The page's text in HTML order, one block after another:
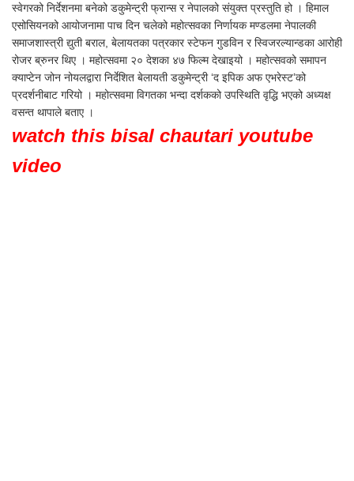
स्वेगरको निर्देशनमा बनेको डकुमेन्ट्री फ्रान्स र नेपालको संयुक्त प्रस्तुति हो । हिमाल
एसोसियनको आयोजनामा पाच दिन चलेको महोत्सवका निर्णायक मण्डलमा नेपालकी
समाजशास्त्री द्युती बराल, बेलायतका पत्रकार स्टेफन गुडविन र स्विजरल्यान्डका आरोही
रोजर ब्रुनर थिए । महोत्सवमा २० देशका ४७ फिल्म देखाइयो । महोत्सवको समापन
क्याप्टेन जोन नोयलद्वारा निर्देशित बेलायती डकुमेन्ट्री ‘द इपिक अफ एभरेस्ट’को
प्रदर्शनीबाट गरियो । महोत्सवमा विगतका भन्दा दर्शकको उपस्थिति वृद्धि भएको अध्यक्ष
वसन्त थापाले बताए ।
watch this bisal chautari youtube
video